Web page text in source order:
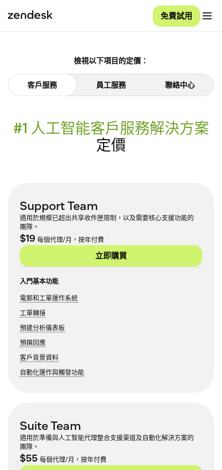
免費試用
檢視以下項目的定價：
客戶服務 員工服務 聯絡中心
#1 人工智能客戶服務解決方案
定價
Support Team
適用於規模已超出共享收件匣限制，以及需要核心支援功能的
團隊。
$19 每個代理/月，按年付費
立即購買
入門基本功能
電郵和工單運作系統
工單轉接
預建分析儀表板
預撰回應
客戶背景資料
自動化運作與觸發功能
Suite Team
適用於準備與人工智能代理整合支援渠道及自動化解決方案的
團隊。
$55 每個代理/月，按年付費